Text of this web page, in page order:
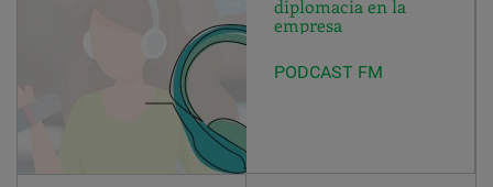
diplomacia en la
empresa
PODCAST FM